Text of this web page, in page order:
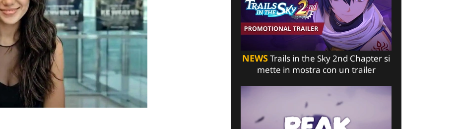
NEWSTrails in the Sky 2nd Chapter si
mette in mostra con un trailer